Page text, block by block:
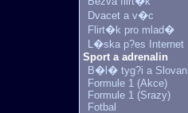
Dvacet a v�c
Flirt�k pro mlad�
L�ska p?es Internet
Sport a adrenalin
B�l� tyg?i a Slovan
Formule 1 (Akce)
Formule 1 (Srazy)
Fotbal